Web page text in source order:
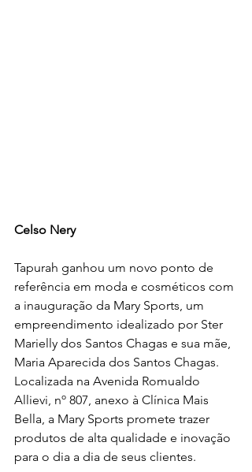
Celso Nery
Tapurah ganhou um novo ponto de
referência em moda e cosméticos com
a inauguração da Mary Sports, um
empreendimento idealizado por Ster
Marielly dos Santos Chagas e sua mãe,
Maria Aparecida dos Santos Chagas.
Localizada na Avenida Romualdo
Allievi, nº 807, anexo à Clínica Mais
Bella, a Mary Sports promete trazer
produtos de alta qualidade e inovação
para o dia a dia de seus clientes.